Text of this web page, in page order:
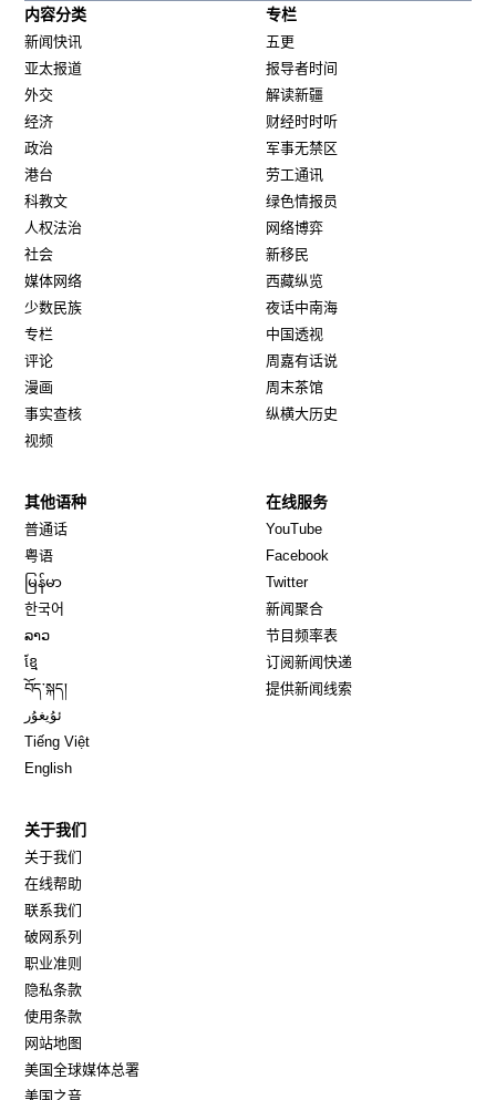
内容分类
新闻快讯
亚太报道
外交
经济
政治
港台
科教文
人权法治
社会
媒体网络
少数民族
专栏
评论
漫画
事实查核
视频
专栏
五更
报导者时间
解读新疆
财经时时听
军事无禁区
劳工通讯
绿色情报员
网络博弈
新移民
西藏纵览
夜话中南海
中国透视
周嘉有话说
周末茶馆
纵横大历史
其他语种
普通话
粤语
မြန်မာ
한국어
ລາວ
ខ្មែ
བོད་སྐད།
ئۇيغۇر
Tiếng Việt
English
在线服务
YouTube
Facebook
TwitterOpens in new window
新闻聚合
节目频率表
订阅新闻快递
提供新闻线索
关于我们
关于我们
在线帮助
联系我们
破网系列
职业准则
隐私条款
使用条款
网站地图
美国全球媒体总署
美国之音